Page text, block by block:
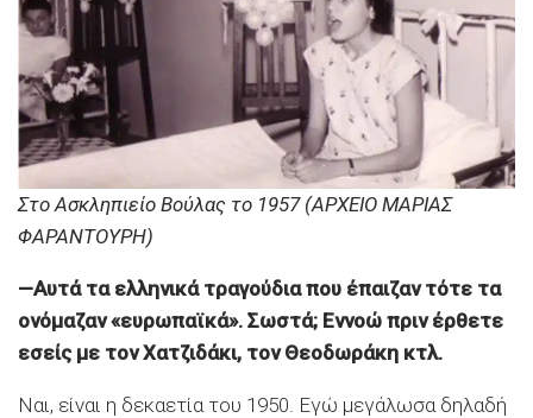
Στο Ασκληπιείο Βούλας το 1957 (ΑΡΧΕΙΟ ΜΑΡΙΑΣ
ΦΑΡΑΝΤΟΥΡΗ)
—Αυτά τα ελληνικά τραγούδια που έπαιζαν τότε τα
ονόμαζαν «ευρωπαϊκά». Σωστά; Εννοώ πριν έρθετε
εσείς με τον Χατζιδάκι, τον Θεοδωράκη κτλ.
Ναι, είναι η δεκαετία του 1950. Εγώ μεγάλωσα δηλαδή